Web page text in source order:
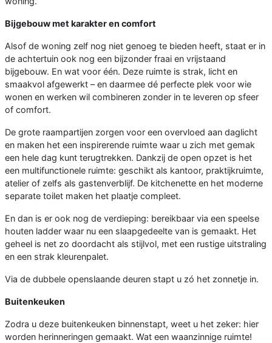
Bijgebouw met karakter en comfort
Alsof de woning zelf nog niet genoeg te bieden heeft, staat er in
de achtertuin ook nog een bijzonder fraai en vrijstaand
bijgebouw. En wat voor één. Deze ruimte is strak, licht en
smaakvol afgewerkt – en daarmee dé perfecte plek voor wie
wonen en werken wil combineren zonder in te leveren op sfeer
of comfort.
De grote raampartijen zorgen voor een overvloed aan daglicht
en maken het een inspirerende ruimte waar u zich met gemak
een hele dag kunt terugtrekken. Dankzij de open opzet is het
een multifunctionele ruimte: geschikt als kantoor, praktijkruimte,
atelier of zelfs als gastenverblijf. De kitchenette en het moderne
separate toilet maken het plaatje compleet.
En dan is er ook nog de verdieping: bereikbaar via een speelse
houten ladder waar nu een slaapgedeelte van is gemaakt. Het
geheel is net zo doordacht als stijlvol, met een rustige uitstraling
en een strak kleurenpalet.
Via de dubbele openslaande deuren stapt u zó het zonnetje in.
Buitenkeuken
Zodra u deze buitenkeuken binnenstapt, weet u het zeker: hier
worden herinneringen gemaakt. Wat een waanzinnige ruimte!